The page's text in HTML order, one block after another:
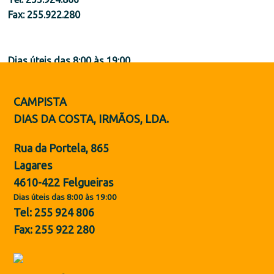
Botas de Proteção
Fax: 255.922.280
Dias úteis das 8:00 às 19:00
Vem conhecer a nossa
CAMPISTA
DIAS DA COSTA, IRMÃOS, LDA.
Rua da Portela, 865
Lagares
4610-422 Felgueiras
Dias úteis das 8:00 às 19:00
Tel: 255 924 806
Fax: 255 922 280